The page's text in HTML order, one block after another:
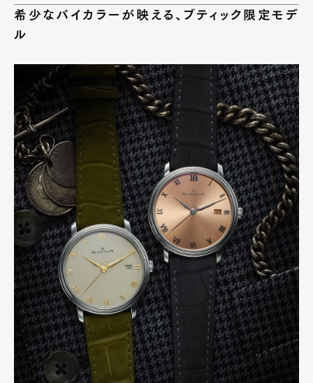
希少なバイカラーが映える、ブティック限定モデ
ル